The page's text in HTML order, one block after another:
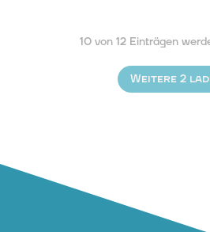
10 von 12 Einträgen
Weitere 2